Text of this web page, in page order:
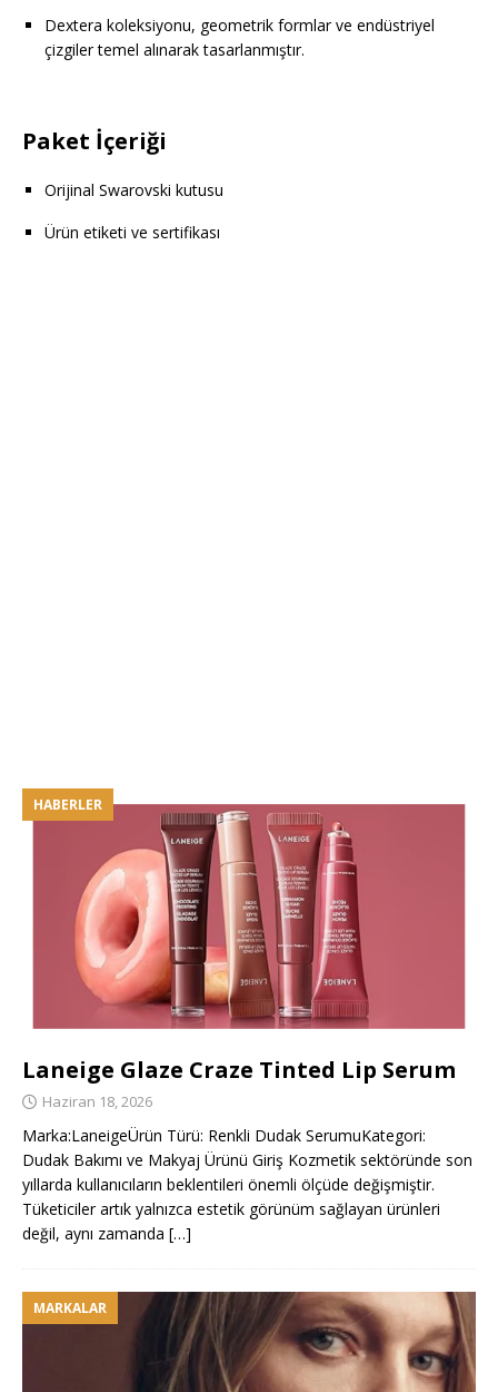
Dextera koleksiyonu, geometrik formlar ve endüstriyel
çizgiler temel alınarak tasarlanmıştır.
Paket İçeriği
Orijinal Swarovski kutusu
Ürün etiketi ve sertifikası
HABERLER
Laneige Glaze Craze Tinted Lip Serum
Haziran 18, 2026
Marka:LaneigeÜrün Türü: Renkli Dudak SerumuKategori:
Dudak Bakımı ve Makyaj Ürünü Giriş Kozmetik sektöründe son
yıllarda kullanıcıların beklentileri önemli ölçüde değişmiştir.
Tüketiciler artık yalnızca estetik görünüm sağlayan ürünleri
değil, aynı zamanda […]
MARKALAR